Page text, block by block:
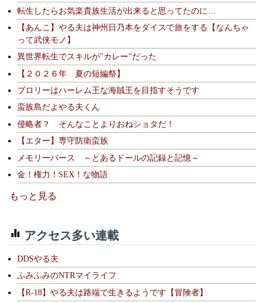
転生したらお気楽貴族生活が出来ると思ってたのに…
【あんこ】やる夫は神州日乃本をダイスで旅をする【なんちゃ
って武侠モノ】
異世界転生でスキルが"カレー"だった
【２０２６年 夏の短編祭】
ブロリーはハーレム王な海賊王を目指すそうです
蛮族島だよやる夫くん
侵略者？ そんなことよりおねショタだ！
【エター】専守防衛蛮族
メモリーバース ～とあるドールの記録と記憶～
金！権力！SEX！な物語
もっと見る
アクセス多い連載
DDSやる夫
ふみふみのNTRマイライフ
【R-18】やる夫は路端で生きるようです【冒険者】